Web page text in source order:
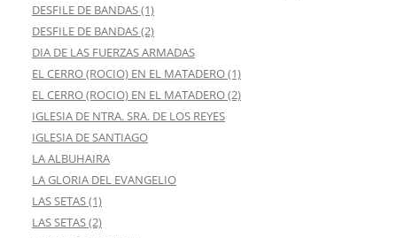
DESFILE DE BANDAS (1)
DESFILE DE BANDAS (2)
DIA DE LAS FUERZAS ARMADAS
EL CERRO (ROCIO) EN EL MATADERO (1)
EL CERRO (ROCIO) EN EL MATADERO (2)
IGLESIA DE NTRA. SRA. DE LOS REYES
IGLESIA DE SANTIAGO
LA ALBUHAIRA
LA GLORIA DEL EVANGELIO
LAS SETAS (1)
LAS SETAS (2)